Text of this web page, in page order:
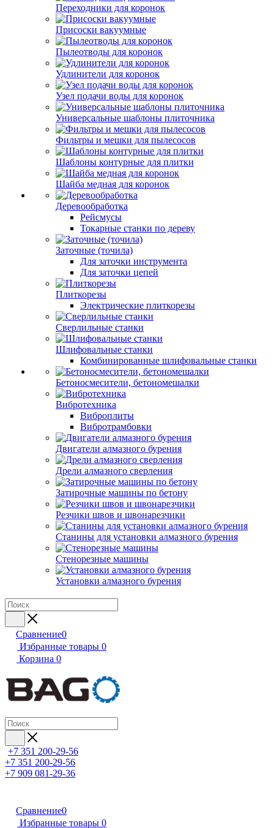
Переходники для коронок
Присоски вакуумные
Пылеотводы для коронок
Удлинители для коронок
Узел подачи воды для коронок
Универсальные шаблоны плиточника
Фильтры и мешки для пылесосов
Шаблоны контурные для плитки
Шайба медная для коронок
Деревообработка
Рейсмусы
Токарные станки по дереву
Заточные (точила)
Для заточки инструмента
Для заточки цепей
Плиткорезы
Электрические плиткорезы
Сверлильные станки
Шлифовальные станки
Комбинированные шлифовальные станки
Бетоносмесители, бетономешалки
Вибротехника
Виброплиты
Вибротрамбовки
Двигатели алмазного бурения
Дрели алмазного сверления
Затирочные машины по бетону
Резчики швов и швонарезчики
Станины для установки алмазного бурения
Стенорезные машины
Установки алмазного бурения
Сравнение0
Избранные товары 0
Корзина 0
+7 351 200-29-56
+7 351 200-29-56
+7 909 081-29-36
Сравнение0
Избранные товары 0